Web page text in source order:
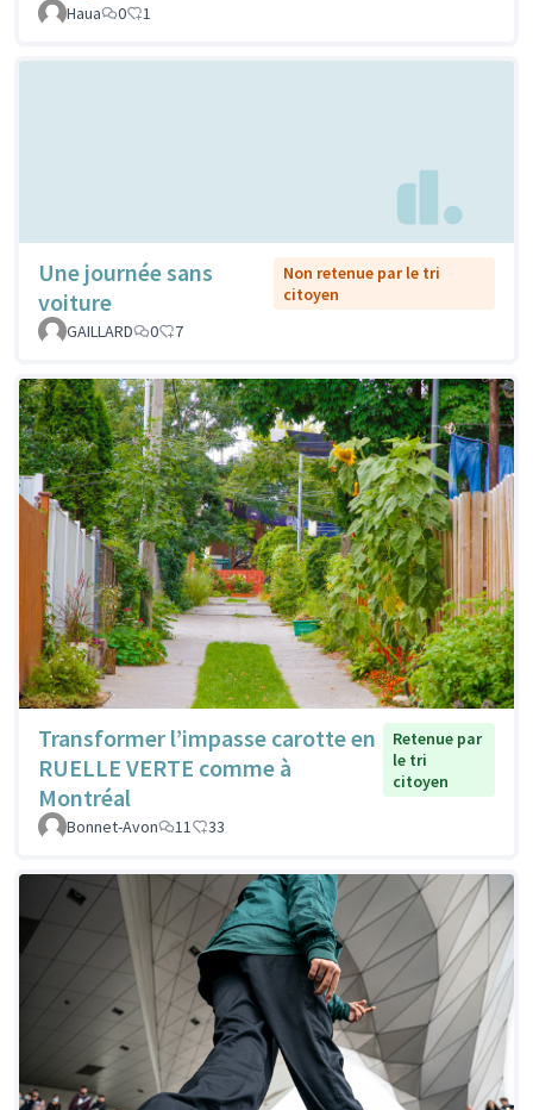
Haua
0 1
Une journée sans
voiture
Non retenue par le tri
citoyen
GAILLARD
0 7
Transformer l’impasse carotte en
RUELLE VERTE comme à
Montréal
Retenue par
le tri
citoyen
Bonnet-Avon 11 33